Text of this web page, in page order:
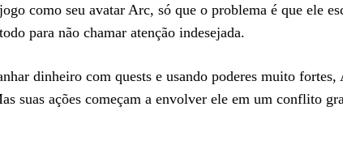
como seu avatar Arc, só que o problema é que ele
para não chamar atenção indesejada.
dinheiro com quests e usando poderes muito fortes,
suas ações começam a envolver ele em um conflito